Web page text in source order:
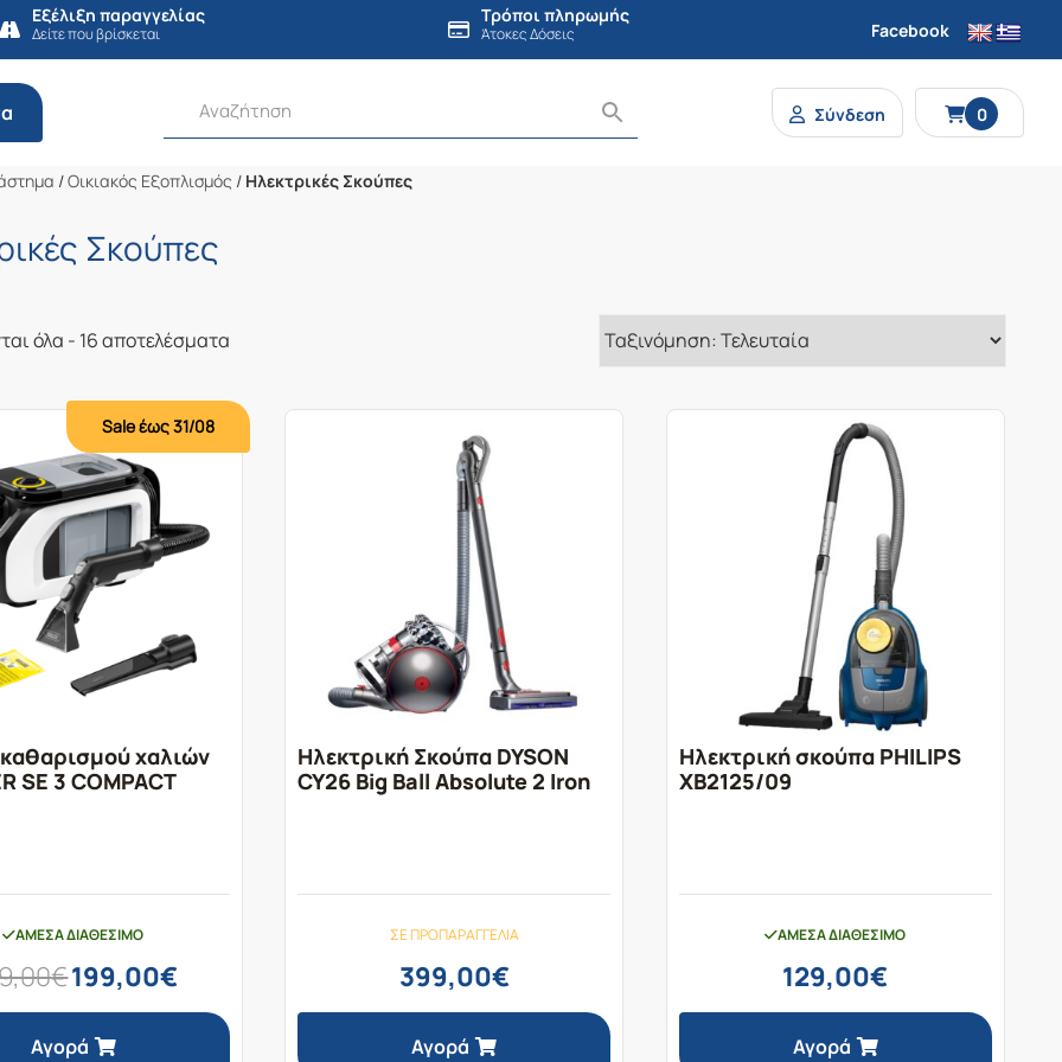
Εξέλιξη παραγγελίας
Δείτε που βρίσκεται
Τρόποι πληρωμής
Άτοκες Δόσεις Facebook
Σύνδεση 0
/Οικιακός Εξοπλισμός / Ηλεκτρικές Σκούπες
Σκούπες
όλα - 16 αποτελέσματα
latest
Sale έως 31/08
χαλιών
SE 3 COMPACT
ΆΜΕΣΑ ΔΙΑΘΈΣΙΜΟ
€Original
price
was:
249,00€.
199,00€Η
τιμή
Αγορά
Ηλεκτρική Σκούπα DYSON
CY26 Big Ball Absolute 2 Iron
ΣΕ ΠΡΟΠΑΡΑΓΓΕΛΊΑ
399,00€
Αγορά
Ηλεκτρική σκούπα PHILIPS
XB2125/09
ΆΜΕΣΑ ΔΙΑΘΈΣΙΜΟ
129,00€
Αγορά